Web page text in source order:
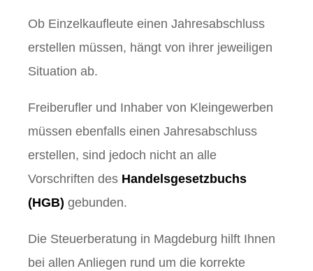
Ob Einzelkaufleute einen Jahresabschluss
erstellen müssen, hängt von ihrer jeweiligen
Situation ab.
Freiberufler und Inhaber von Kleingewerben
müssen ebenfalls einen Jahresabschluss
erstellen, sind jedoch nicht an alle
Vorschriften des Handelsgesetzbuchs
(HGB) gebunden.
Die Steuerberatung in Magdeburg hilft Ihnen
bei allen Anliegen rund um die korrekte